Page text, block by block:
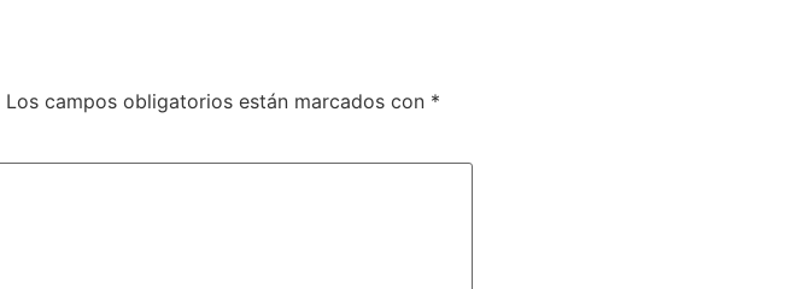
Los campos obligatorios están marcados con *